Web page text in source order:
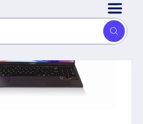
13500H, 16 GB RAM DDR4, 512 GB
FABRICANTE.